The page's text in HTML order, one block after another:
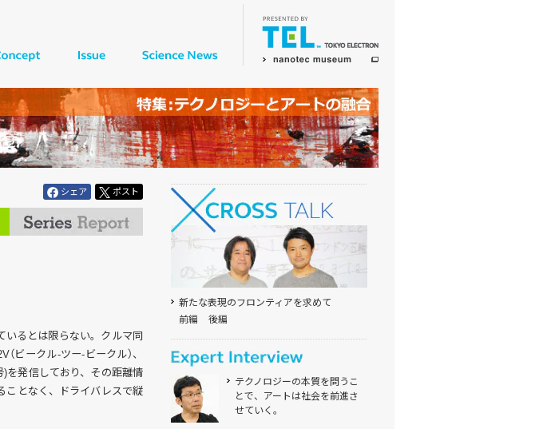
シェア ポスト
いるとは限らない。クルマ同
ビークル-ツー-ビークル）、
)を発信しており、その距離情
ことなく、ドライバレスで縦
新たな表現のフロンティアを求めて
前編
後編
テクノロジーの本質を問うこ
とで、アートは社会を前進さ
せていく。